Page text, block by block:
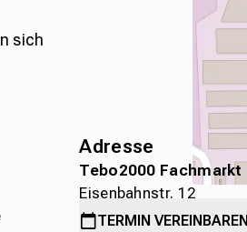
sich
Adresse
Tebo2000 Fachmarkt
Eisenbahnstr. 12
78315 Radolfzell
TERMIN VEREINBAREN